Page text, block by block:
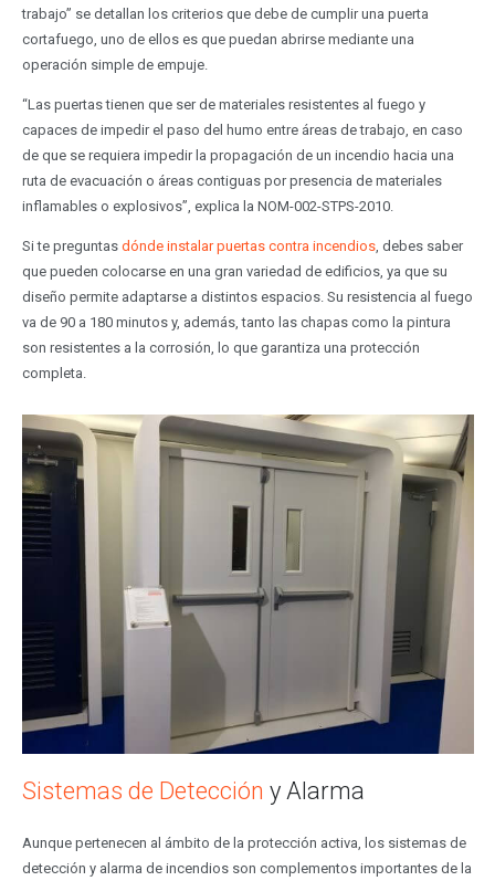
trabajo” se detallan los criterios que debe de cumplir una puerta
cortafuego, uno de ellos es que puedan abrirse mediante una
operación simple de empuje.
“Las puertas tienen que ser de materiales resistentes al fuego y
capaces de impedir el paso del humo entre áreas de trabajo, en caso
de que se requiera impedir la propagación de un incendio hacia una
ruta de evacuación o áreas contiguas por presencia de materiales
inflamables o explosivos”, explica la NOM-002-STPS-2010.
Si te preguntas dónde instalar puertas contra incendios, debes saber
que pueden colocarse en una gran variedad de edificios, ya que su
diseño permite adaptarse a distintos espacios. Su resistencia al fuego
va de 90 a 180 minutos y, además, tanto las chapas como la pintura
son resistentes a la corrosión, lo que garantiza una protección
completa.
Sistemas de Detección y Alarma
Aunque pertenecen al ámbito de la protección activa, los sistemas de
detección y alarma de incendios son complementos importantes de la